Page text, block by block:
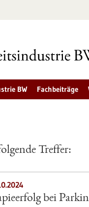
BW Fachbeiträge
Treffer:
bei